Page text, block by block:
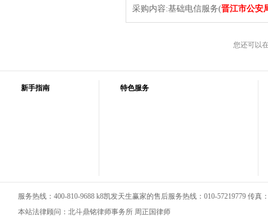
采购内容:基础电信服务(晋江市公安
您还可以
新手指南 特色服务
服务热线：400-810-9688 k8凯发天生赢家的售后服务热线：010-57219779 传真
本站法律顾问：北斗鼎铭律师事务所 周正国律师